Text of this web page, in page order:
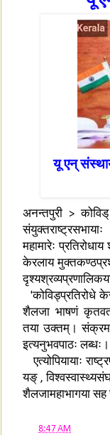
यू एन्
अनन्तपुरी >
महामारेः
केरलाय
'कोविड्प्रतिरोधे
शैलजा भाषणं
तया उक्तम्।
इत्यनुभवपाठः लब्धः।
एत्योपियायाः
यङ् ,
शैलजामहाभागया सह
8:47 AM